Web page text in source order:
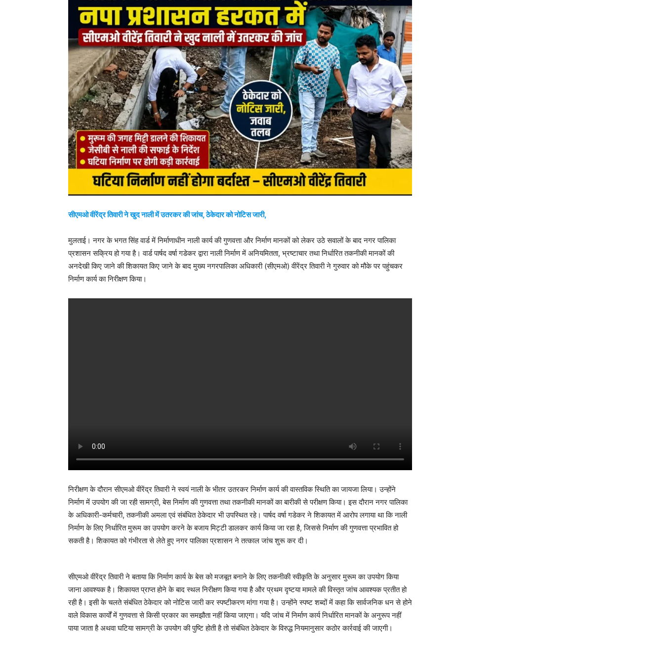
सीएमओ वीरेंद्र तिवारी ने खुद नाली में उतरकर की जांच, ठेकेदार को नोटिस जारी,
मुलताई। नगर के भगत सिंह वार्ड में निर्माणाधीन नाली कार्य की गुणवत्ता और निर्माण मानकों को लेकर उठे सवालों के बाद नगर पालिका
प्रशासन सक्रिय हो गया है। वार्ड पार्षद वर्षा गडेकर द्वारा नाली निर्माण में अनियमितता, भ्रष्टाचार तथा निर्धारित तकनीकी मानकों की
अनदेखी किए जाने की शिकायत किए जाने के बाद मुख्य नगरपालिका अधिकारी (सीएमओ) वीरेंद्र तिवारी ने गुरुवार को मौके पर पहुंचकर
निर्माण कार्य का निरीक्षण किया।
निरीक्षण के दौरान सीएमओ वीरेंद्र तिवारी ने स्वयं नाली के भीतर उतरकर निर्माण कार्य की वास्तविक स्थिति का जायजा लिया। उन्होंने
निर्माण में उपयोग की जा रही सामग्री, बेस निर्माण की गुणवत्ता तथा तकनीकी मानकों का बारीकी से परीक्षण किया। इस दौरान नगर पालिका
के अधिकारी-कर्मचारी, तकनीकी अमला एवं संबंधित ठेकेदार भी उपस्थित रहे। पार्षद वर्षा गडेकर ने शिकायत में आरोप लगाया था कि नाली
निर्माण के लिए निर्धारित मुरूम का उपयोग करने के बजाय मिट्टी डालकर कार्य किया जा रहा है, जिससे निर्माण की गुणवत्ता प्रभावित हो
सकती है। शिकायत को गंभीरता से लेते हुए नगर पालिका प्रशासन ने तत्काल जांच शुरू कर दी।
सीएमओ वीरेंद्र तिवारी ने बताया कि निर्माण कार्य के बेस को मजबूत बनाने के लिए तकनीकी स्वीकृति के अनुसार मुरूम का उपयोग किया
जाना आवश्यक है। शिकायत प्राप्त होने के बाद स्थल निरीक्षण किया गया है और प्रथम दृष्टया मामले की विस्तृत जांच आवश्यक प्रतीत हो
रही है। इसी के चलते संबंधित ठेकेदार को नोटिस जारी कर स्पष्टीकरण मांगा गया है। उन्होंने स्पष्ट शब्दों में कहा कि सार्वजनिक धन से होने
वाले विकास कार्यों में गुणवत्ता से किसी प्रकार का समझौता नहीं किया जाएगा। यदि जांच में निर्माण कार्य निर्धारित मानकों के अनुरूप नहीं
पाया जाता है अथवा घटिया सामग्री के उपयोग की पुष्टि होती है तो संबंधित ठेकेदार के विरुद्ध नियमानुसार कठोर कार्रवाई की जाएगी।